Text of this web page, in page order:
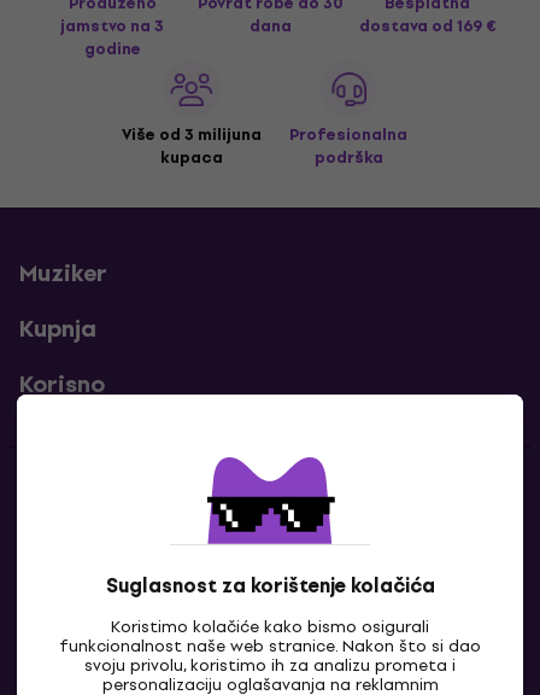
Suglasnost za korištenje kolačića
Koristimo kolačiće kako bismo osigurali
funkcionalnost naše web stranice. Nakon što si dao
svoju privolu, koristimo ih za analizu prometa i
personalizaciju oglašavanja na reklamnim
jamstvo na 3
godine
dana
dostava od 169 €
Više od 3 milijuna
kupaca
Profesionalna
podrška
Muziker
Kupnja
Korisno
Kontakti
Javi nam se